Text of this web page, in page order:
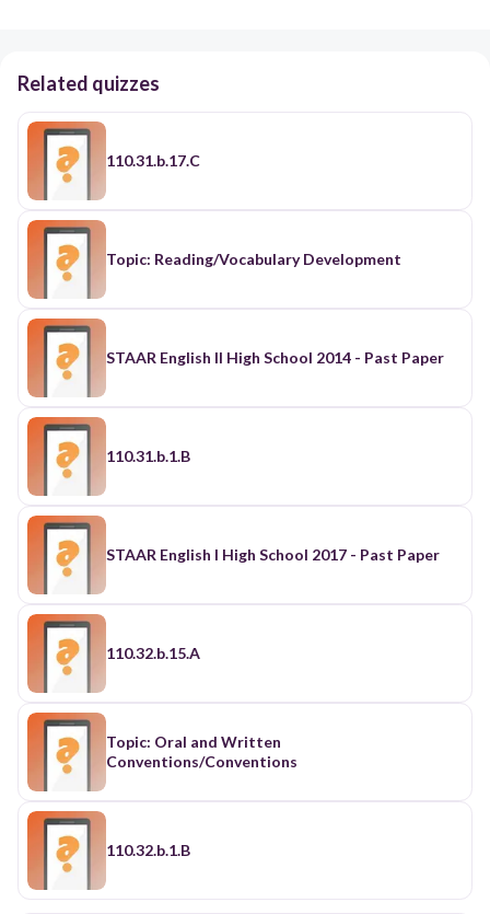
Related quizzes
110.31.b.17.C
Topic: Reading/Vocabulary Development
STAAR English II High School 2014 - Past Paper
110.31.b.1.B
STAAR English I High School 2017 - Past Paper
110.32.b.15.A
Topic: Oral and Written
Conventions/Conventions
110.32.b.1.B